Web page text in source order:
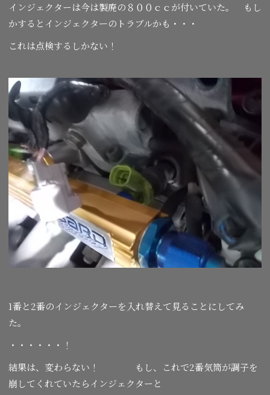
インジェクターは今は製廃の８００ｃｃが付いていた。 もし
かするとインジェクターのトラブルかも・・・
これは点検するしかない！
1番と2番のインジェクターを入れ替えて見ることにしてみ
た。
・・・・・・！
結果は、変わらない！ もし、これで2番気筒が調子を
崩してくれていたらインジェクターと